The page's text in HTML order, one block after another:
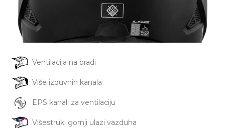
Ventilacija na bradi
Više izduvnih kanala
EPS kanali za ventilaciju
Višestruki gornji ulazi vazduha